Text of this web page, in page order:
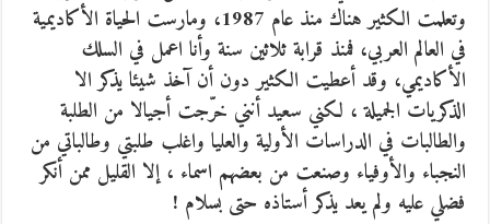
وتعلمت الكثير هناك منذ عام 1987، ومارست الحياة الأكاديمية
في العالم العربي، فمنذ قرابة ثلاثين سنة وأنا اعمل في السلك
الأكاديمي، وقد أعطيت الكثير دون أن آخذ شيئا يذكر الا
الذكريات الجميلة ، لكني سعيد أنني خرّجت أجيالا من الطلبة
والطالبات في الدراسات الأولية والعليا واغلب طلبتي وطالباتي من
النجباء والأوفياء وصنعت من بعضهم اسماء ، إلا القليل ممن أنكر
فضلي عليه ولم يعد يذكر أستاذه حتى بسلام !